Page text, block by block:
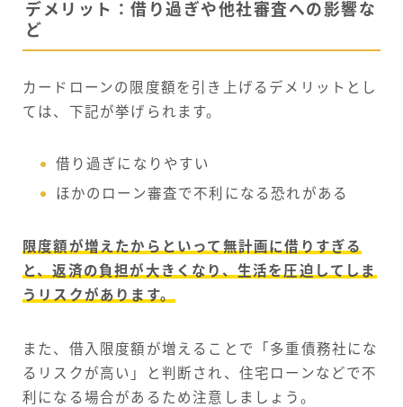
デメリット：借り過ぎや他社審査への影響な
ど
カードローンの限度額を引き上げるデメリットとし
ては、下記が挙げられます。
借り過ぎになりやすい
ほかのローン審査で不利になる恐れがある
限度額が増えたからといって無計画に借りすぎる
と、返済の負担が大きくなり、生活を圧迫してしま
うリスクがあります。
また、借入限度額が増えることで「多重債務社にな
るリスクが高い」と判断され、住宅ローンなどで不
利になる場合があるため注意しましょう。